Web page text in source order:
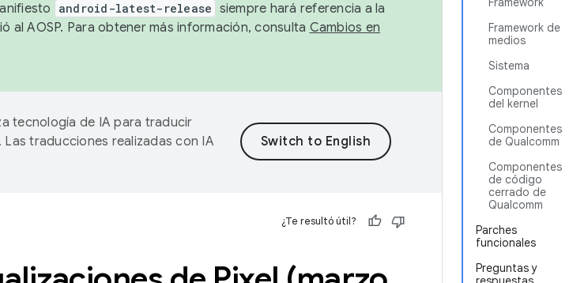
Framework de
medios
Sistema
Componentes
del kernel
Componentes
de Qualcomm
Componentes
de código
cerrado de
Qualcomm
Parches
funcionales
Preguntas y
android-latest-release siempre hará referencia a la
al AOSP. Para obtener más información, consulta Cambios en
tecnología de IA para traducir
traducciones realizadas con IA
¿Te resultó útil?